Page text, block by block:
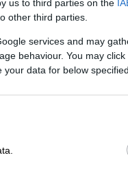
us to third parties on the
other third parties.
services and may
behaviour. You may
data for below
γίνονται
7
θα